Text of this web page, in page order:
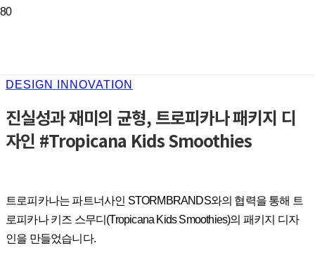
DESIGN INNOVATION
진실성과 재미의 균형, 트로피카나 패키지 디
자인 #Tropicana Kids Smoothies
트로피카나는 파트너사인 STORMBRANDS와의 협력을 통해 트
로피카나 키즈 스무디(Tropicana Kids Smoothies)의 패키지 디자
인을 만들었습니다.